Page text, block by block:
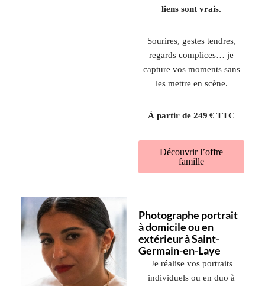
liens sont vrais.
Sourires, gestes tendres,
regards complices… je
capture vos moments sans
les mettre en scène.
À partir de 249 € TTC
Découvrir l’offre
famille
Photographe portrait
à domicile ou en
extérieur à Saint-
Germain-en-Laye
Je réalise vos portraits
individuels ou en duo à